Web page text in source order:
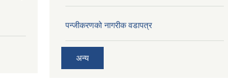
प‍न्जीकरणको नागरीक वडापत्र
अन्य